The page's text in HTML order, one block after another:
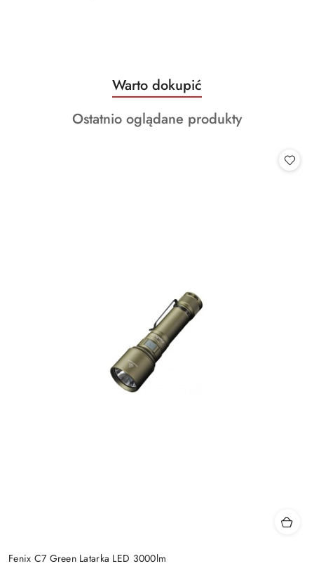
Pomiń karuzelę produktów
Produkty
o
statusie:
Warto dokupić
Produkty
Ostatnio oglądane produkty
Fenix C7 Green Latarka LED 3000lm